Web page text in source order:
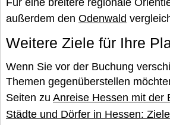
Für eine breitere regionale
außerdem den Odenwald
Weitere Ziele für Ihre
Wenn Sie vor der Buchung
Themen gegenüberstellen
Seiten zu Anreise Hessen mit der
Städte und Dörfer in Hessen: